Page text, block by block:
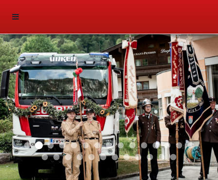
Aktuell 046
Aktuell 047
Start 011Aktuell 044
Aktuell 043
Aktuell 041
Aktuell 042
Aktuell 035
Aktuell 031
Aktuell 032
Aktuell 033
Aktuell 029
Aktuell 027
Aktuell 026
Start
Aktuell 024
Aktuell 019
Auto 010Start 010Start 002
Auto 002
Auto 009Auto 006Start 008
Start 005Start 003Start 006